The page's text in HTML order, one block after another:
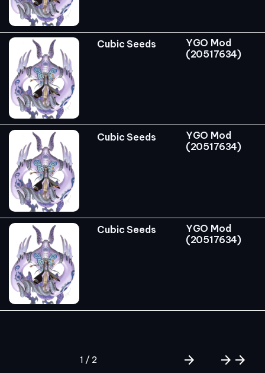
Cubic Seeds
YGO Mod
(20517634)
Cubic Seeds
YGO Mod
(20517634)
Cubic Seeds
YGO Mod
(20517634)
1 / 2 arrow_forward arrow_forward arrow_forward